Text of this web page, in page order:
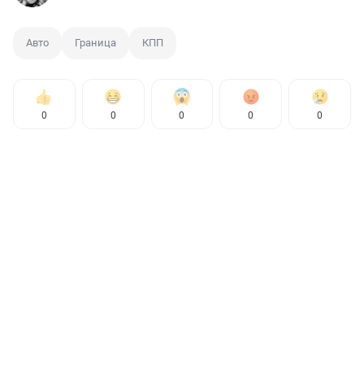
Авто Граница КПП
0 0 0 0 0